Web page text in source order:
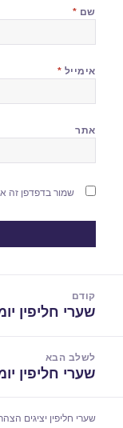
שם *
אימייל *
אתר
שמור בדפדפן זה
קודם
הפוסט
שערי חליפין יומיים
לשלב הבא
הפוסט
שערי חליפין יומיים
שערי חליפין יציגים